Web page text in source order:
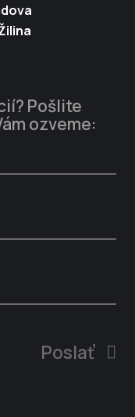
Pošlite
ozveme:
Poslať